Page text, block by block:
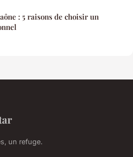
: 5 raisons de choisir un
un refuge.